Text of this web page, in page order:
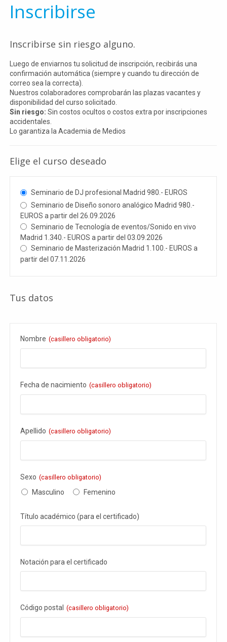
Inscribirse
Inscribirse sin riesgo alguno.
Luego de enviarnos tu solicitud de inscripción, recibirás una
confirmación automática (siempre y cuando tu dirección de
correo sea la correcta).
Nuestros colaboradores comprobarán las plazas vacantes y
disponibilidad del curso solicitado.
Sin riesgo: Sin costos ocultos o costos extra por inscripciones
accidentales.
Lo garantiza la Academia de Medios
Elige el curso deseado
URL (casillero
obligatorio)
Seminario de DJ profesional Madrid 980.- EUROS
Seminario de Diseño sonoro analógico Madrid 980.-
EUROS a partir del 26.09.2026
Seminario de Tecnología de eventos/Sonido en vivo
Madrid 1.340.- EUROS a partir del 03.09.2026
Seminario de Masterización Madrid 1.100.- EUROS a
partir del 07.11.2026
Tus datos
Nombre (casillero obligatorio)
Fecha de nacimiento (casillero obligatorio)
Apellido (casillero obligatorio)
Sexo (casillero obligatorio)
Masculino Femenino
Título académico (para el certificado)
Notación para el certificado
Código postal (casillero obligatorio)